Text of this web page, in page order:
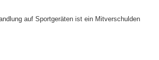
auf Sportgeräten ist ein Mitverschulden